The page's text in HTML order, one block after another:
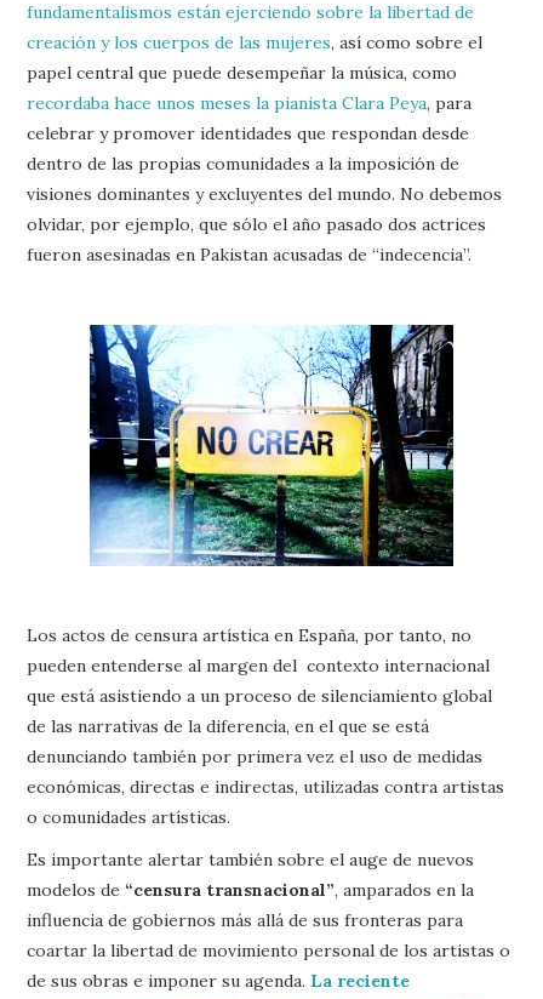
fundamentalismos están ejerciendo sobre la libertad de
creación y los cuerpos de las mujeres, así como sobre el
papel central que puede desempeñar la música, como
recordaba hace unos meses la pianista Clara Peya, para
celebrar y promover identidades que respondan desde
dentro de las propias comunidades a la imposición de
visiones dominantes y excluyentes del mundo. No debemos
olvidar, por ejemplo, que sólo el año pasado dos actrices
fueron asesinadas en Pakistan acusadas de “indecencia”.
Los actos de censura artística en España, por tanto, no
pueden entenderse al margen del contexto internacional
que está asistiendo a un proceso de silenciamiento global
de las narrativas de la diferencia, en el que se está
denunciando también por primera vez el uso de medidas
económicas, directas e indirectas, utilizadas contra artistas
o comunidades artísticas.
Es importante alertar también sobre el auge de nuevos
modelos de “censura transnacional”, amparados en la
influencia de gobiernos más allá de sus fronteras para
coartar la libertad de movimiento personal de los artistas o
de sus obras e imponer su agenda. La reciente